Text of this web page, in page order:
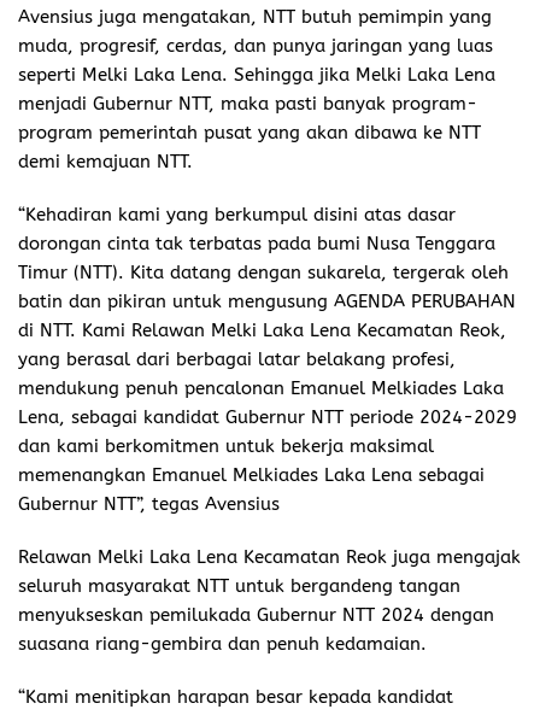
Avensius juga mengatakan, NTT butuh pemimpin yang
muda, progresif, cerdas, dan punya jaringan yang luas
seperti Melki Laka Lena. Sehingga jika Melki Laka Lena
menjadi Gubernur NTT, maka pasti banyak program-
program pemerintah pusat yang akan dibawa ke NTT
demi kemajuan NTT.
“Kehadiran kami yang berkumpul disini atas dasar
dorongan cinta tak terbatas pada bumi Nusa Tenggara
Timur (NTT). Kita datang dengan sukarela, tergerak oleh
batin dan pikiran untuk mengusung AGENDA PERUBAHAN
di NTT. Kami Relawan Melki Laka Lena Kecamatan Reok,
yang berasal dari berbagai latar belakang profesi,
mendukung penuh pencalonan Emanuel Melkiades Laka
Lena, sebagai kandidat Gubernur NTT periode 2024-2029
dan kami berkomitmen untuk bekerja maksimal
memenangkan Emanuel Melkiades Laka Lena sebagai
Gubernur NTT”, tegas Avensius
Relawan Melki Laka Lena Kecamatan Reok juga mengajak
seluruh masyarakat NTT untuk bergandeng tangan
menyukseskan pemilukada Gubernur NTT 2024 dengan
suasana riang-gembira dan penuh kedamaian.
“Kami menitipkan harapan besar kepada kandidat